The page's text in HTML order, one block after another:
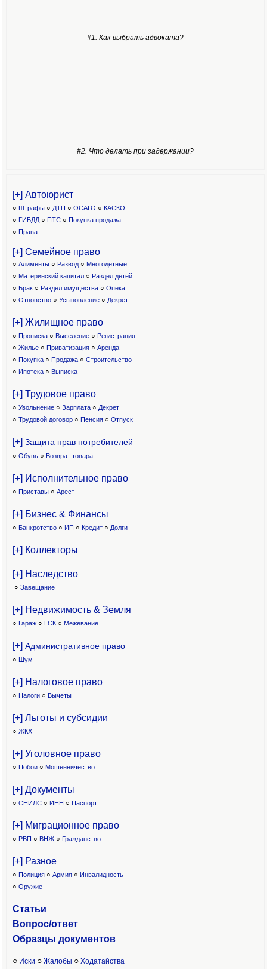
#1. Как выбрать адвоката?
#2. Что делать при задержании?
[+] Автоюрист
○ Штрафы ○ ДТП ○ ОСАГО ○ КАСКО
○ ГИБДД ○ ПТС ○ Покупка продажа
○ Права
[+] Семейное право
○ Алименты ○ Развод ○ Многодетные
○ Материнский капитал○ Раздел детей
○ Брак ○ Раздел имущества ○ Опека
○ Отцовство○ Усыновление ○ Декрет
[+] Жилищное право
○ Прописка ○ Выселение ○ Регистрация
○ Жилье ○ Приватизация ○ Аренда
○ Покупка ○ Продажа ○ Строительство
○ Ипотека ○ Выписка
[+] Трудовое право
○ Увольнение ○ Зарплата ○ Декрет
○ Трудовой договор ○ Пенсия ○ Отпуск
[+] Защита прав потребителей
○ Обувь ○ Возврат товара
[+] Исполнительное право
○ Приставы ○ Арест
[+] Бизнес & Финансы
○ Банкротство ○ ИП ○ Кредит ○ Долги
[+] Коллекторы
[+] Наследство
○ Завещание
[+] Недвижимость & Земля
○ Гараж ○ ГСК ○ Межевание
[+] Административное право
○ Шум
[+] Налоговое право
○ Налоги ○ Вычеты
[+] Льготы и субсидии
○ ЖКХ
[+] Уголовное право
○ Побои ○ Мошенничество
[+] Документы
○ СНИЛС ○ ИНН ○ Паспорт
[+] Миграционное право
○ РВП ○ ВНЖ ○ Гражданство
[+] Разное
○ Полиция ○ Армия ○ Инвалидность
○ Оружие
Статьи
Вопрос/ответ
Образцы документов
○ Иски ○ Жалобы ○ Ходатайства